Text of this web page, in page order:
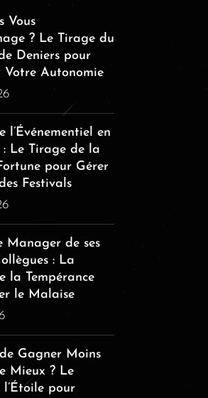
Vous
? Le Tirage du
Deniers pour
Votre Autonomie
l’Événementiel en
: Le Tirage de la
pour Gérer
Festivals
Manager de ses
: La
la Tempérance
le Malaise
Gagner Moins
Mieux ? Le
pour